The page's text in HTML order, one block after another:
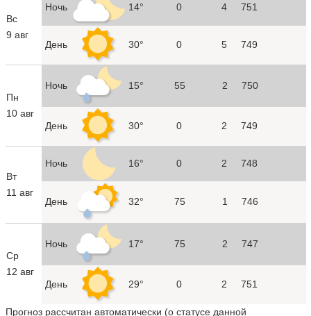
Вс
9 авг
Ночь 14° 0 4 751
День 30° 0 5 749
Пн
10 авг
Ночь 15° 55 2 750
День 30° 0 2 749
Вт
11 авг
Ночь 16° 0 2 748
День 32° 75 1 746
Ср
12 авг
Ночь 17° 75 2 747
День 29° 0 2 751
Прогноз рассчитан автоматически (о статусе данной